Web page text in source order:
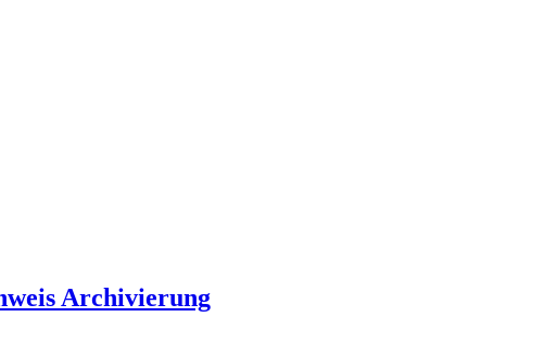
Archivierung